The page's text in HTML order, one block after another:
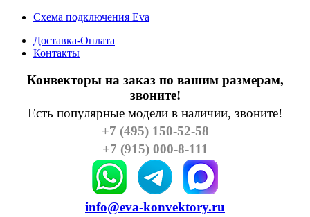
Схема подключения Eva
Доставка-Оплата
Контакты
Конвекторы на заказ по вашим размерам,
звоните!
Есть популярные модели в наличии, звоните!
+7 (495) 150-52-58
+7 (915) 000-8-111
info@eva-konvektory.ru